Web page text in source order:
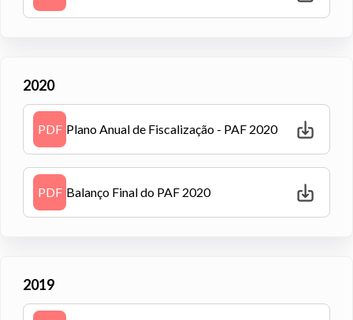
2020
PDF Plano Anual de Fiscalização - PAF 2020
PDF Balanço Final do PAF 2020
2019